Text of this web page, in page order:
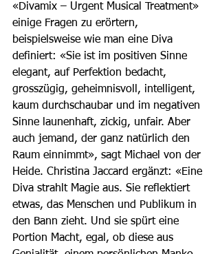
«Divamix – Urgent Musical Treatment»
einige Fragen zu erörtern,
beispielsweise wie man eine Diva
definiert: «Sie ist im positiven Sinne
elegant, auf Perfektion bedacht,
grosszügig, geheimnisvoll, intelligent,
kaum durchschaubar und im negativen
Sinne launenhaft, zickig, unfair. Aber
auch jemand, der ganz natürlich den
Raum einnimmt», sagt Michael von der
Heide. Christina Jaccard ergänzt: «Eine
Diva strahlt Magie aus. Sie reflektiert
etwas, das Menschen und Publikum in
den Bann zieht. Und sie spürt eine
Portion Macht, egal, ob diese aus